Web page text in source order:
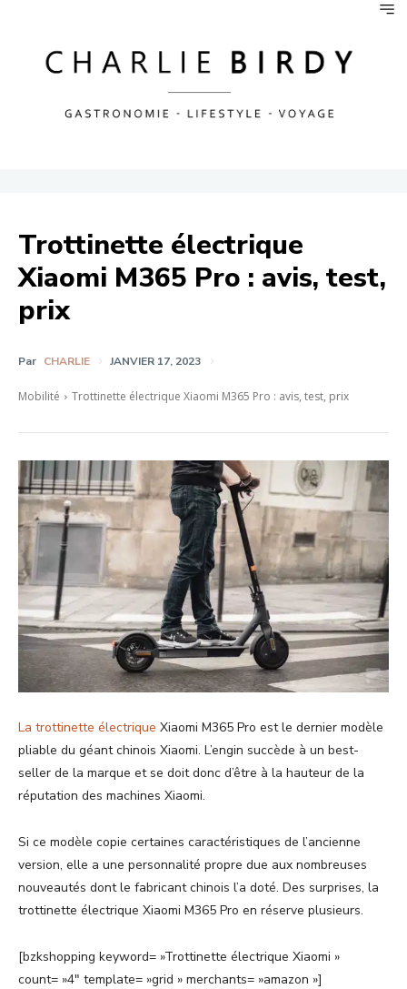
Trottinette électrique
Xiaomi M365 Pro : avis, test,
prix
Par CHARLIE JANVIER 17, 2023
Mobilité Trottinette électrique Xiaomi M365 Pro : avis, test, prix
La trottinette électrique Xiaomi M365 Pro est le dernier modèle
pliable du géant chinois Xiaomi. L’engin succède à un best-
seller de la marque et se doit donc d’être à la hauteur de la
réputation des machines Xiaomi.
Si ce modèle copie certaines caractéristiques de l’ancienne
version, elle a une personnalité propre due aux nombreuses
nouveautés dont le fabricant chinois l’a doté. Des surprises, la
trottinette électrique Xiaomi M365 Pro en réserve plusieurs.
[bzkshopping keyword= »Trottinette électrique Xiaomi »
count= »4″ template= »grid » merchants= »amazon »]